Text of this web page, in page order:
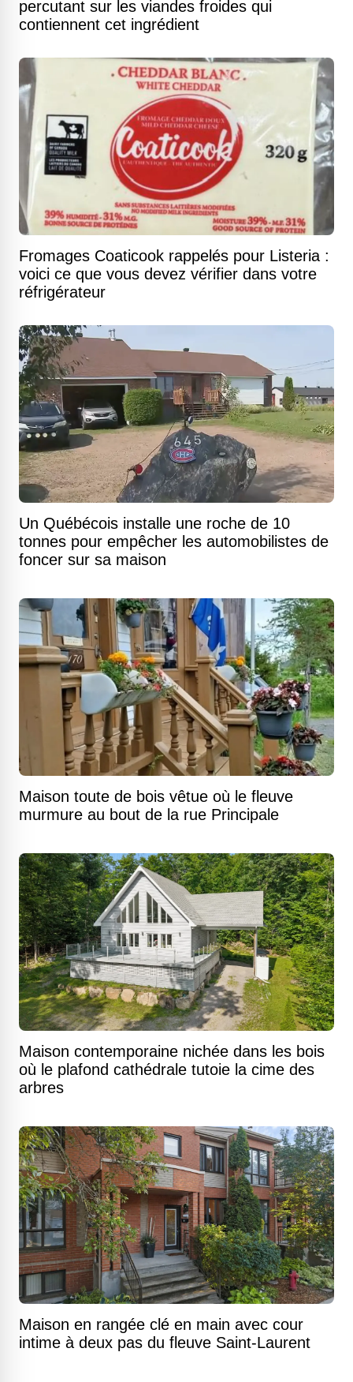
percutant sur les viandes froides qui
contiennent cet ingrédient
Fromages Coaticook rappelés pour Listeria :
voici ce que vous devez vérifier dans votre
réfrigérateur
Un Québécois installe une roche de 10
tonnes pour empêcher les automobilistes de
foncer sur sa maison
Maison toute de bois vêtue où le fleuve
murmure au bout de la rue Principale
Maison contemporaine nichée dans les bois
où le plafond cathédrale tutoie la cime des
arbres
Maison en rangée clé en main avec cour
intime à deux pas du fleuve Saint-Laurent